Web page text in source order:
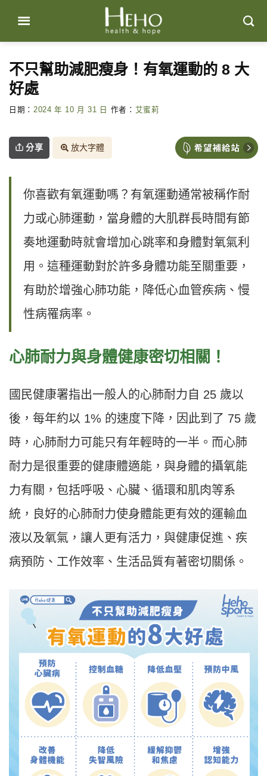
content
不只幫助減肥瘦身！有氧運動的 8 大
好處
日期： 2024 年 10 月 31 日 作者： 艾蜜莉
分享 放大字體
你喜歡有氧運動嗎？有氧運動通常被稱作耐
力或心肺運動，當身體的大肌群長時間有節
奏地運動時就會增加心跳率和身體對氧氣利
用。這種運動對於許多身體功能至關重要，
有助於增強心肺功能，降低心血管疾病、慢
性病罹病率。
心肺耐力與身體健康密切相關！
國民健康署指出一般人的心肺耐力自 25 歲以
後，每年約以 1% 的速度下降，因此到了 75 歲
時，心肺耐力可能只有年輕時的一半。而心肺
耐力是很重要的健康體適能，與身體的攝氧能
力有關，包括呼吸、心臟、循環和肌肉等系
統，良好的心肺耐力使身體能更有效的運輸血
液以及氧氣，讓人更有活力，與健康促進、疾
病預防、工作效率、生活品質有著密切關係。